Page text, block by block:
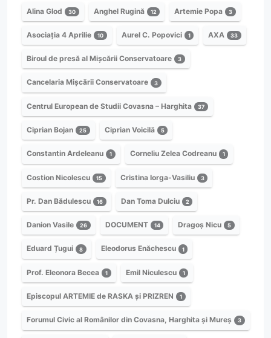
Alina Glod 30 Anghel Rugină 12 Artemie Popa 3
Asociația 4 Aprilie 10 Aurel C. Popovici 1 AXA 33
Biroul de presă al Mișcării Conservatoare 3
Cancelaria Mișcării Conservatoare 3
Centrul European de Studii Covasna – Harghita 37
Ciprian Bojan 25 Ciprian Voicilă 5
Constantin Ardeleanu 1 Corneliu Zelea Codreanu 1
Costion Nicolescu 15 Cristina Iorga-Vasiliu 3
Pr. Dan Bădulescu 16 Dan Toma Dulciu 2
Danion Vasile 26 DOCUMENT 14 Dragoș Nicu 5
Eduard Țugui 8 Eleodorus Enăchescu 1
Prof. Eleonora Becea 1 Emil Niculescu 1
Episcopul ARTEMIE de RASKA și PRIZREN 1
Forumul Civic al Românilor din Covasna, Harghita și Mureș 3